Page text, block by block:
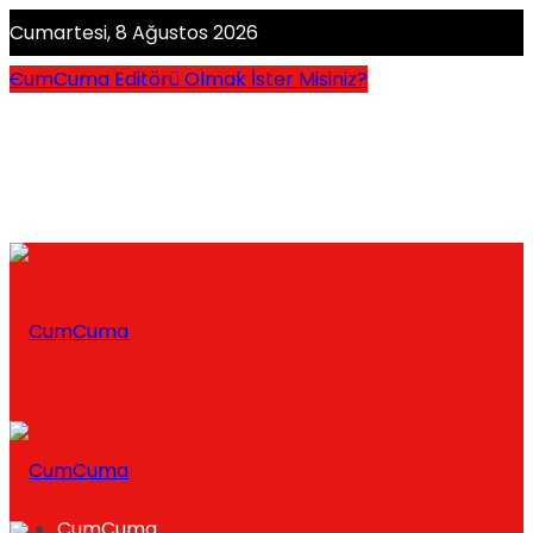
Cumartesi, 8 Ağustos 2026
CumCuma Editörü Olmak İster Misiniz?